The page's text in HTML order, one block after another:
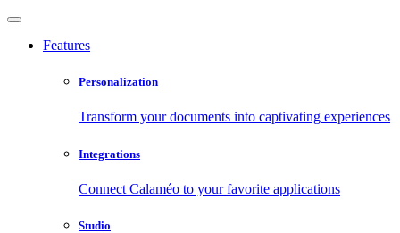
Features
Personalization
Transform your documents into captivating experiences
Integrations
Connect Calaméo to your favorite applications
Studio